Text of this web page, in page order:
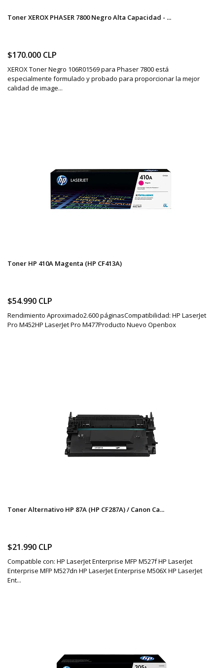
Toner XEROX PHASER 7800 Negro Alta Capacidad - ...
$170.000 CLP
XEROX Toner Negro 106R01569 para Phaser 7800 está
especialmente formulado y probado para proporcionar la mejor
calidad de image...
Toner HP 410A Magenta (HP CF413A)
$54.990 CLP
Rendimiento Aproximado2.600 páginasCompatibilidad: HP LaserJet
Pro M452HP LaserJet Pro M477Producto Nuevo Openbox
Toner Alternativo HP 87A (HP CF287A) / Canon Ca...
$21.990 CLP
Compatible con: HP LaserJet Enterprise MFP M527f HP LaserJet
Enterprise MFP M527dn HP LaserJet Enterprise M506X HP LaserJet
Ent...